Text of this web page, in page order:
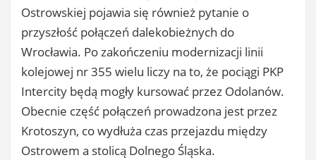
Ostrowskiej pojawia się również pytanie o
przyszłość połączeń dalekobieżnych do
Wrocławia. Po zakończeniu modernizacji linii
kolejowej nr 355 wielu liczy na to, że pociągi PKP
Intercity będą mogły kursować przez Odolanów.
Obecnie część połączeń prowadzona jest przez
Krotoszyn, co wydłuża czas przejazdu między
Ostrowem a stolicą Dolnego Śląska.